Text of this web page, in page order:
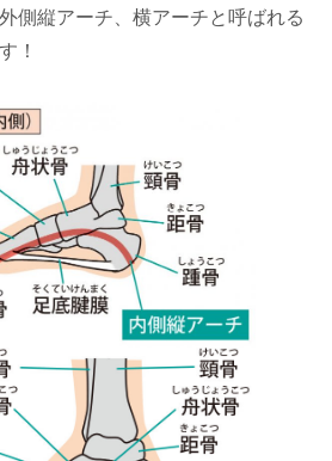
側縦アーチ、横アーチと呼ばれる
！